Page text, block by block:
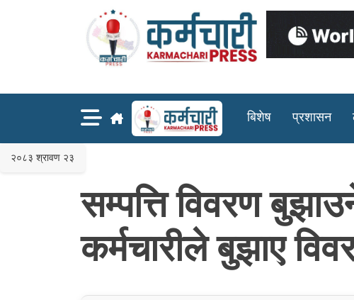
बिशेष प्रशासन
२०८३ श्रावण २३
सम्पत्ति विवरण
कर्मचारीले बुझाए